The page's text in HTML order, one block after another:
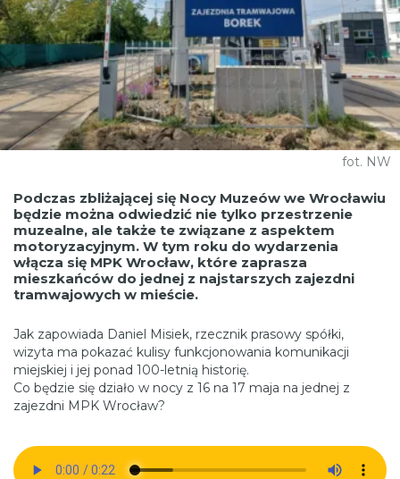
fot. NW
Podczas zbliżającej się Nocy Muzeów we Wrocławiu
będzie można odwiedzić nie tylko przestrzenie
muzealne, ale także te związane z aspektem
motoryzacyjnym. W tym roku do wydarzenia
włącza się MPK Wrocław, które zaprasza
mieszkańców do jednej z najstarszych zajezdni
tramwajowych w mieście.
Jak zapowiada Daniel Misiek, rzecznik prasowy spółki,
wizyta ma pokazać kulisy funkcjonowania komunikacji
miejskiej i jej ponad 100-letnią historię.
Co będzie się działo w nocy z 16 na 17 maja na jednej z
zajezdni MPK Wrocław?